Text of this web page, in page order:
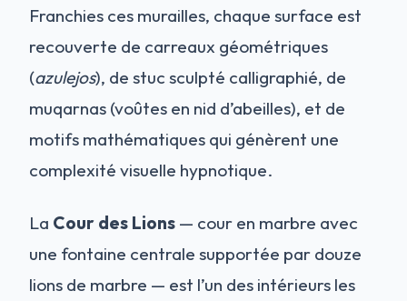
Franchies ces murailles, chaque surface est
recouverte de carreaux géométriques
(azulejos), de stuc sculpté calligraphié, de
muqarnas (voûtes en nid d’abeilles), et de
motifs mathématiques qui génèrent une
complexité visuelle hypnotique.
La Cour des Lions — cour en marbre avec
une fontaine centrale supportée par douze
lions de marbre — est l’un des intérieurs les